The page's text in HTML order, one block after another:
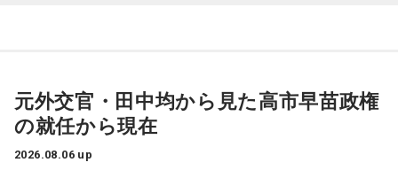
and more!! ※50音順
います。大学進学ではなくプロの道を志した理由を、教えて
いただけますか？ また、高校時代に学んだことでプロの世
界でも役立っていることがあれば教えてください。
済にとって相当なダメージがあるんじゃないか、という気が
してなりません。特に政治というか統治の手法というか。要
するに国を治めるとき、過去の総理大臣って特に昔は派閥の
元外交官・田中均から見た高市早苗政権
の就任から現在
2026.08.06 up